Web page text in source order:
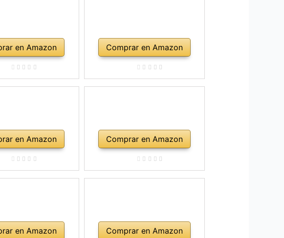
en Amazon Comprar en Amazon
en Amazon Comprar en Amazon
en Amazon Comprar en Amazon